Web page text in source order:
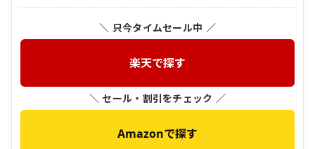
＼ 只今タイムセール中 ／
楽天で探す
＼ セール・割引をチェック ／
Amazonで探す